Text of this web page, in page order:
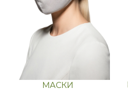
МАСКИ